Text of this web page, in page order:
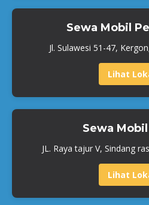
Sewa Mobil
Jl. Sulawesi 51-47,
Lihat
Sewa
JL. Raya tajur V, Sindang
Lihat